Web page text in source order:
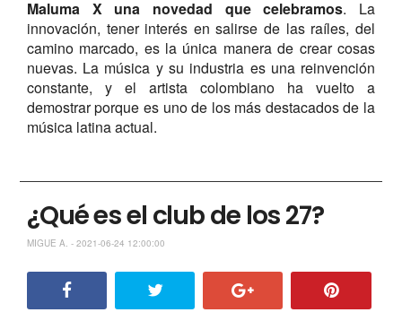
Maluma X una novedad que celebramos. La
innovación, tener interés en salirse de las raíles, del
camino marcado, es la única manera de crear cosas
nuevas. La música y su industria es una reinvención
constante, y el artista colombiano ha vuelto a
demostrar porque es uno de los más destacados de la
música latina actual.
¿Qué es el club de los 27?
MIGUE A. - 2021-06-24 12:00:00